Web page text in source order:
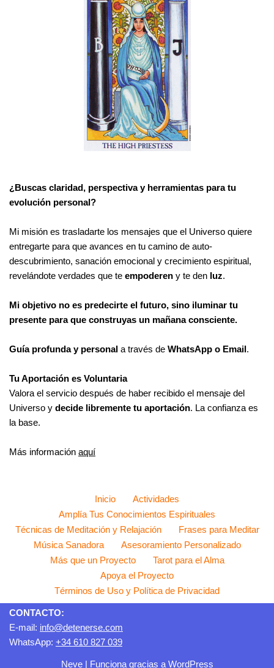
¿Buscas claridad, perspectiva y herramientas para tu
evolución personal?
Mi misión es trasladarte los mensajes que el Universo quiere
entregarte para que avances en tu camino de auto-
descubrimiento, sanación emocional y crecimiento espiritual,
revelándote verdades que te empoderen y te den luz.
Mi objetivo no es predecirte el futuro, sino iluminar tu
presente para que construyas un mañana consciente.
Guía profunda y personal a través de WhatsApp o Email.
Tu Aportación es Voluntaria
Valora el servicio después de haber recibido el mensaje del
Universo y decide libremente tu aportación. La confianza es
la base.
Más información aquí
Inicio
Actividades
Amplía Tus Conocimientos Espirituales
Técnicas de Meditación y Relajación
Frases para Meditar
Música Sanadora
Asesoramiento Personalizado
Más que un Proyecto
Tarot para el Alma
Apoya el Proyecto
Términos de Uso y Política de Privacidad
CONTACTO:
E-mail: info@detenerse.com
WhatsApp: +34 610 827 039
Neve| Funciona gracias a WordPress